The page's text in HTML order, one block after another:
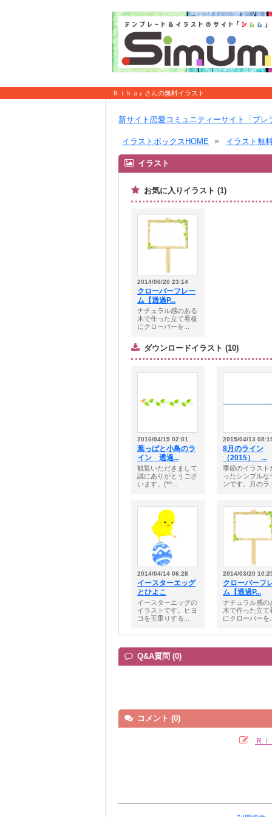
Ｒｉｋａ♪ さんの無料イラスト
新サイト恋愛コミュニティーサイト「ブレ
イラストボックスHOME イラスト無
イラスト
お気に入りイラスト (1)
2014/06/20 23:14
クローバーフレー
ム【透過P...
ナチュラル感のある
木で作った立て看板
にクローバーを...
ダウンロードイラスト (10)
2016/04/15 02:01
葉っぱと小鳥のラ
イン 透過...
観覧いただきまして
誠にありがとうござ
います。(*^...
2015/04/13
8月のライン
（2015） ...
季節のイラスト
ったシンプルな
ンです。月のラ
2014/04/14 06:28
イースターエッグ
とひよこ
イースターエッグの
イラストです。ヒヨ
コを玉乗りする...
2014/03/20
クローバーフ
ム【透過P...
ナチュラル感の
木で作った立て
にクローバーを
Q&A質問 (0)
コメント (0)
Ｒ